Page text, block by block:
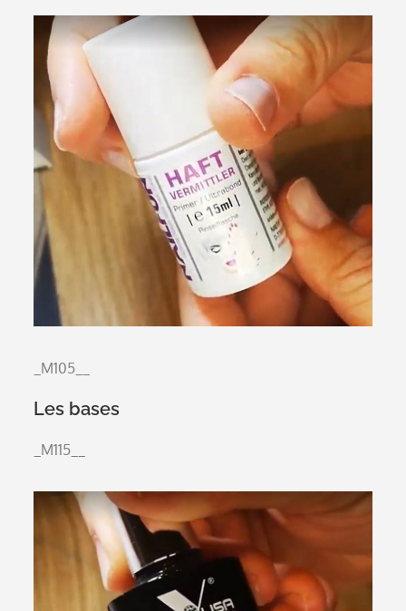
_M105__
Les bases
_M115__